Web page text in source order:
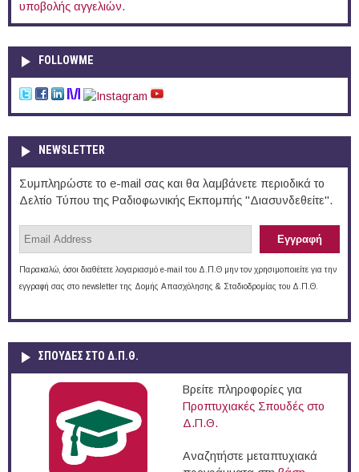
υποβολής αγγελιών.
FOLLOWME
NEWSLETTER
Συμπληρώστε το e-mail σας και θα λαμβάνετε περιοδικά το
Δελτίο Τύπου της Ραδιοφωνικής Εκπομπής "Διασυνδεθείτε".
Παρακαλώ, όσοι διαθέτετε λογαριασμό e-mail του Δ.Π.Θ μην τον χρησιμοποιείτε για την
εγγραφή σας στο newsletter της Δομής Απασχόλησης & Σταδιοδρομίας του Δ.Π.Θ.
ΣΠΟΥΔΈΣ ΣΤΟ Δ.Π.Θ.
Βρείτε πληροφορίες για
Προπτυχιακές Σπουδές στο
Δ.Π.Θ.
Αναζητήστε μεταπτυχιακά